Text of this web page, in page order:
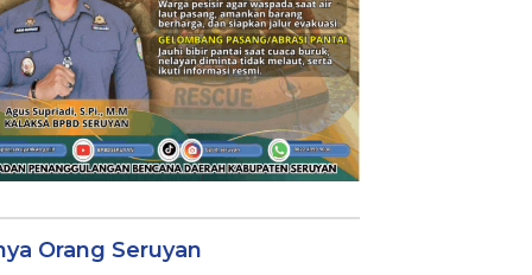
Orang Seruyan